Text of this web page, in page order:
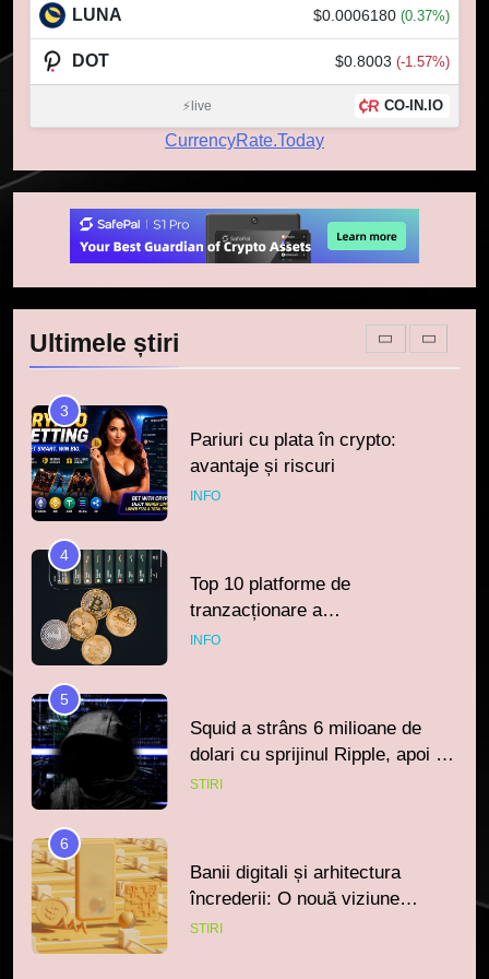
LUNA $0.0006180 (0.37%)
DOT $0.8003 (-1.57%)
⚡live CO-IN.IO
CurrencyRate.Today
Ultimele știri
Lavazza utilizează tehnologia
trasabilitatea cafelei
764 de „balene” dețin 94% din
SHIB, iar prețul se îndreaptă
0,000005 dolari
STIRI
serviciile crypto, obligatoriu de
3
Pariuri cu plata în crypto:
avantaje și riscuri
INFO
4
Top 10 platforme de
tranzacționare a
criptomonedelor în 2026
INFO
5
Squid a strâns 6 milioane de
dolari cu sprijinul Ripple, apoi a
pierdut jumătate din aceștia într-
STIRI
6
Banii digitali și arhitectura
încrederii: O nouă viziune
asupra banilor în era digitală
STIRI